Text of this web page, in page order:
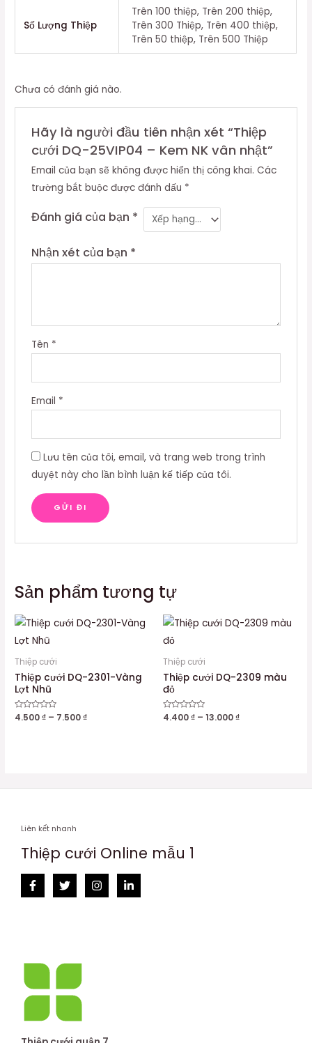
Số Lượng Thiệp
Trên 100 thiệp, Trên 200 thiệp,
Trên 300 Thiệp, Trên 400 thiệp,
Trên 50 thiệp, Trên 500 Thiệp
Chưa có đánh giá nào.
Hãy là người đầu tiên nhận xét “Thiệp
cưới DQ-25VIP04 – Kem NK vân nhật”
Email của bạn sẽ không được hiển thị công khai. Các
trường bắt buộc được đánh dấu *
Đánh giá của bạn *
Nhận xét của bạn *
Tên *
Email *
Lưu tên của tôi, email, và trang web trong trình
duyệt này cho lần bình luận kế tiếp của tôi.
Sản phẩm tương tự
Thiệp cưới
Thiệp cưới DQ-2301-Vàng
Lợt Nhũ
Được
4.500₫ – 7.500₫
Thiệp cưới
Thiệp cưới DQ-2309 màu
đỏ
Được
4.400₫ – 13.000₫
Liên kết nhanh
Thiệp cưới Online mẫu 1